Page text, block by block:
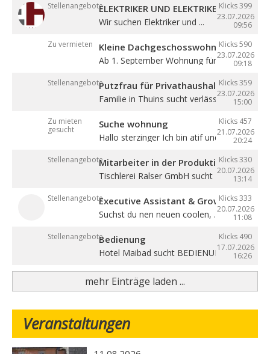
Stellenangebote
Klicks 399
23.07.2026
09:56
ELEKTRIKER UND ELEKTRIKERLEHRLING
Wir suchen Elektriker und ...
Zu vermieten
Klicks 590
23.07.2026
09:18
Kleine Dachgeschosswohnung mit
Ab 1. September Wohnung für eine Person
Stellenangebote
Klicks 359
23.07.2026
15:00
Putzfrau für Privathaushalt gesucht
Familie in Thuins sucht verlässliche ...
Zu mieten
gesucht
Klicks 457
21.07.2026
20:24
Suche wohnung
Hallo sterzinger Ich bin atif und komme aus
Stellenangebote
Klicks 330
20.07.2026
13:14
Mitarbeiter in der Produktion (m/w/d)
Tischlerei Ralser GmbH sucht Mitarbeiter
Stellenangebote
Klicks 333
20.07.2026
11:08
Executive Assistant & Growth Partner
Suchst du nen neuen coolen, ...
Stellenangebote
Klicks 490
17.07.2026
16:26
Bedienung
Hotel Maibad sucht BEDIENUNG für ...
mehr Einträge laden ...
Veranstaltungen